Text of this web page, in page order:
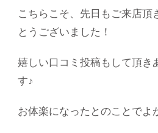
こちらこそ、先日もご来店頂
とうございました！
嬉しい口コミ投稿もして頂き
す♪
お体楽になったとのことでよ